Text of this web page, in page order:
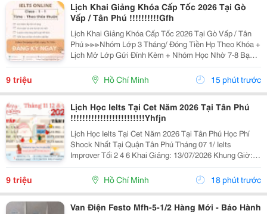
Lịch Khai Giảng Khóa Cấp Tốc 2026 Tại Gò
Vấp / Tân Phú !!!!!!!!!!Gfh
Lịch Khai Giảng Khóa Cấp Tốc 2026 Tại Gò Vấp / Tân
Phú ≫≫≫Nhóm Lớp 3 Tháng/ Đóng Tiền Hp Theo Khóa +
Lịch Mở Lớp Gửi Đính Kèm + Nhóm Học Nhờ 7-8 Bạn/
Lớp + Giáo Trình Ielts Có Band Điểm Lộ Trình, Sách
Nước Ngoài Bám Sát + Chia Đều 4 Kỹ...
9 triệu Hồ Chí Minh 15 phút trước
Lịch Học Ielts Tại Cet Năm 2026 Tại Tân Phú
!!!!!!!!!!!!!!!!!!!!!!!!!Yhfjn
Lịch Học Ielts Tại Cet Năm 2026 Tại Tân Phú Học Phí
Shock Nhất Tại Quận Tân Phú Tháng 07 1/ Ielts
Improver Tối 2 4 6 Khai Giảng: 13/07/2026 Khung Giờ:
18:00 Đến 21:00 Học Phí Ưu Đãi 5% Khi Đăng Ký 2/ Ielts
Basic Tối 3 5 7 Khai...
9 triệu Hồ Chí Minh 18 phút trước
Van Điện Festo Mfh-5-1/2 Hàng Mới - Bảo Hành